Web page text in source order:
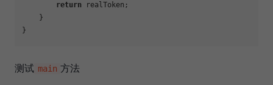
return realToken;
    }
测试 main 方法